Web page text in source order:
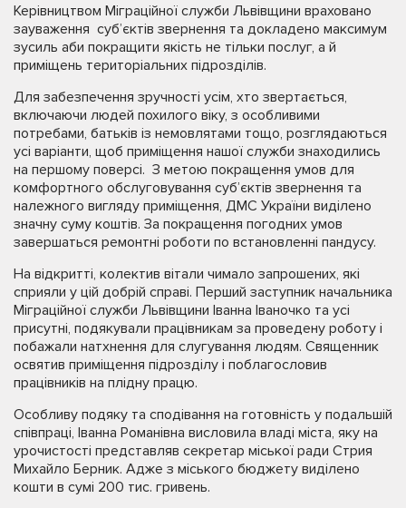
Керівництвом Міграційної служби Львівщини враховано
зауваження суб’єктів звернення та докладено максимум
зусиль аби покращити якість не тільки послуг, а й
приміщень територіальних підрозділів.
Для забезпечення зручності усім, хто звертається,
включаючи людей похилого віку, з особливими
потребами, батьків із немовлятами тощо, розглядаються
усі варіанти, щоб приміщення нашої служби знаходились
на першому поверсі. З метою покращення умов для
комфортного обслуговування суб’єктів звернення та
належного вигляду приміщення, ДМС України виділено
значну суму коштів. За покращення погодних умов
завершаться ремонтні роботи по встановленні пандусу.
На відкритті, колектив вітали чимало запрошених, які
сприяли у цій добрій справі. Перший заступник начальника
Міграційної служби Львівщини Іванна Іваночко та усі
присутні, подякували працівникам за проведену роботу і
побажали натхнення для слугування людям. Священник
освятив приміщення підрозділу і поблагословив
працівників на плідну працю.
Особливу подяку та сподівання на готовність у подальшій
співпраці, Іванна Романівна висловила владі міста, яку на
урочистості представляв секретар міської ради Стрия
Михайло Берник. Адже з міського бюджету виділено
кошти в сумі 200 тис. гривень.